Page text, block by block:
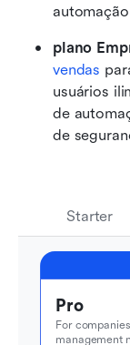
plano
vendas
usuários
de
de
Starter
Pro
For
management